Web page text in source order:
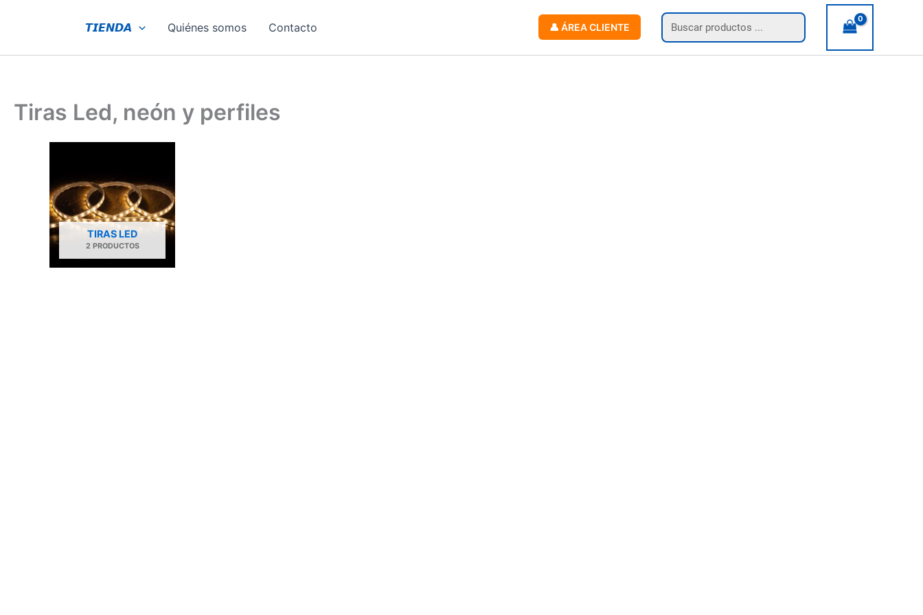
𝙏𝙄𝙀𝙉𝘿𝘼 Quiénes somos Contacto 👤 ÁREA CLIENTE
Búsqueda
de
productos
Tiras Led, neón y perfiles
TIRAS LED
2 PRODUCTOS